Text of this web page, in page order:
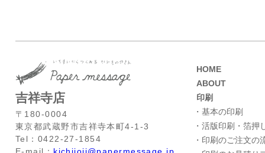
吉祥寺店
〒180-0004
東京都武蔵野市吉祥寺本町4-1-3
Tel：0422-27-1854
HOME
ABOUT
印刷
・基本の印刷
・活版印刷・箔押
・印刷のご注文の